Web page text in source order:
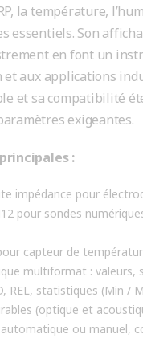
la température,
essentiels. Son
en font un
aux applications
et sa compatibilité
exigeantes.
:
impédance pour
pour sondes
capteur de
multiformat : valeurs,
REL, statistiques (Min /
(optique et
ou manuel,